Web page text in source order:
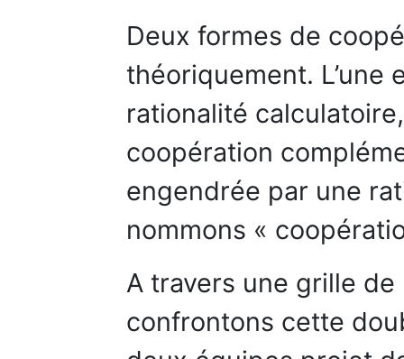
Deux formes de
théoriquement. L’une
rationalité
coopération
engendrée par une
nommons «
A travers une grille
confrontons cette